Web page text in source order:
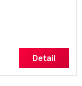
Detail